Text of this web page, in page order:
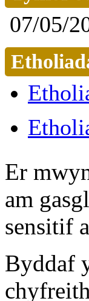
07/05/
Er
am
sensitif
Byddaf